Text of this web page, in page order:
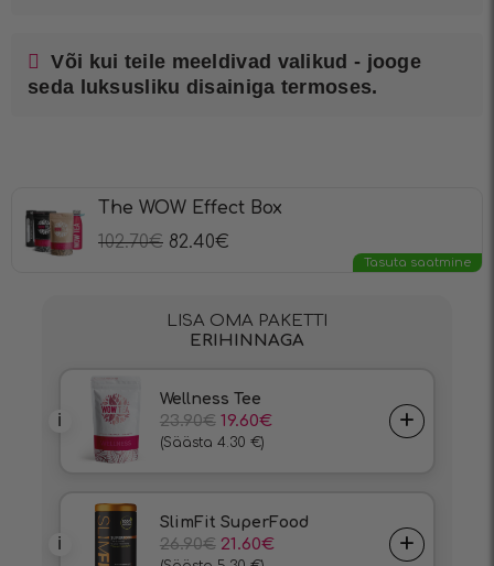
Või kui teile meeldivad valikud - jooge
seda luksusliku disainiga termoses.
The WOW Effect Box
102.70€ 82.40€
Tasuta saatmine